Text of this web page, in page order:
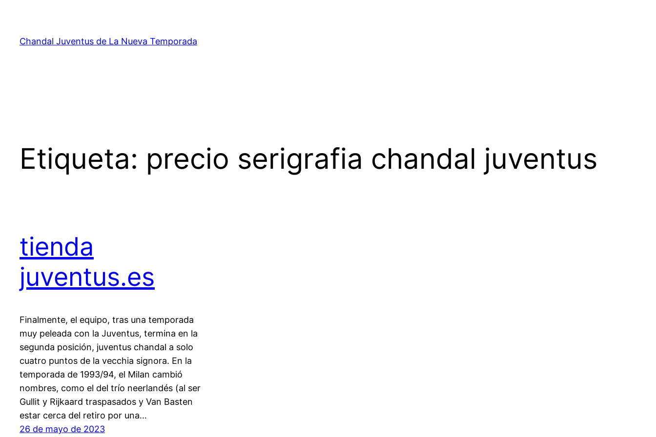
contenido
Chandal Juventus de La Nueva Temporada
Etiqueta: precio serigrafia chandal juventus
tienda
juventus.es
Finalmente, el equipo, tras una temporada
muy peleada con la Juventus, termina en la
segunda posición, juventus chandal a solo
cuatro puntos de la vecchia signora. En la
temporada de 1993/94, el Milan cambió
nombres, como el del trío neerlandés (al ser
Gullit y Rijkaard traspasados y Van Basten
estar cerca del retiro por una…
26 de mayo de 2023